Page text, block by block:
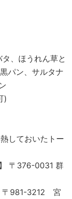
、ほうれん草と
パン、サルタナ
)
しておいたトー
〒376-0031 群
〒981-3212 宮